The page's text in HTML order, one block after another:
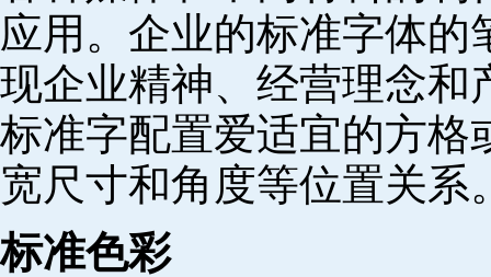
应用。企业的标准字体
现企业精神、经营理念和
标准字配置爱适宜的方格
宽尺寸和角度等位置关系
标准色彩